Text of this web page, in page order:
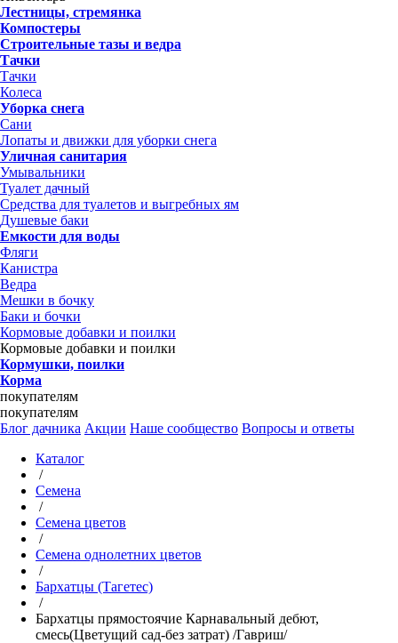
Лестницы, стремянка
Компостеры
Строительные тазы и ведра
Тачки
Тачки
Колеса
Уборка снега
Сани
Лопаты и движки для уборки снега
Уличная санитария
Умывальники
Туалет дачный
Средства для туалетов и выгребных ям
Душевые баки
Емкости для воды
Фляги
Канистра
Ведра
Мешки в бочку
Баки и бочки
Кормовые добавки и поилки
Кормовые добавки и поилки
Кормушки, поилки
Корма
покупателям
покупателям
Блог дачника Акции Наше сообщество Вопросы и ответы
Каталог
/
Семена
/
Семена цветов
/
Семена однолетних цветов
/
Бархатцы (Тагетес)
/
Бархатцы прямостоячие Карнавальный дебют,
смесь(Цветущий сад-без затрат) /Гавриш/